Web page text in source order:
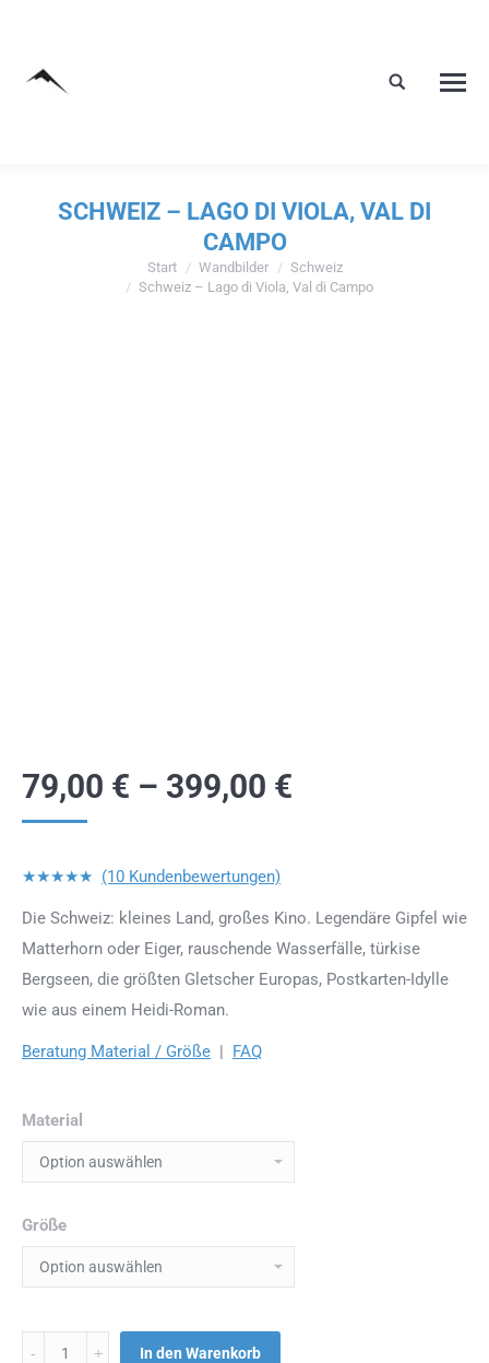
SCHWEIZ – LAGO DI VIOLA, VAL DI
CAMPO
Sie befinden sich hier:
Start Wandbilder
Schweiz
Schweiz – Lago di Viola, Val di Campo
79,00 € – 399,00 €
★★★★★ (10 Kundenbewertungen)
Die Schweiz: kleines Land, großes Kino. Legendäre Gipfel wie
Matterhorn oder Eiger, rauschende Wasserfälle, türkise
Bergseen, die größten Gletscher Europas, Postkarten-Idylle
wie aus einem Heidi-Roman.
Beratung Material / Größe | FAQ
Material
Größe
Menge In den Warenkorb